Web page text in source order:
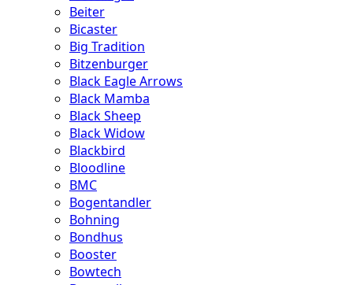
Beiter
Bicaster
Big Tradition
Bitzenburger
Black Eagle Arrows
Black Mamba
Black Sheep
Black Widow
Blackbird
Bloodline
BMC
Bogentandler
Bohning
Bondhus
Booster
Bowtech